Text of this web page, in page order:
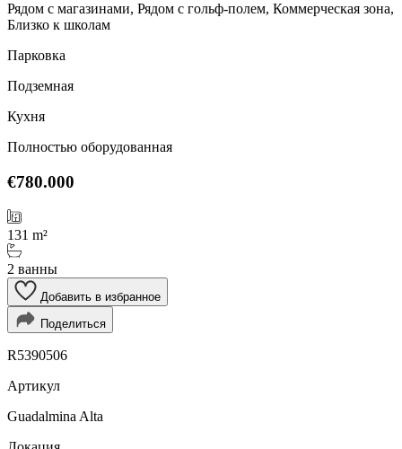
Рядом с магазинами, Рядом с гольф-полем, Коммерческая зона,
Близко к школам
Парковка
Подземная
Кухня
Полностью оборудованная
€780.000
131 m²
2 ванны
Добавить в избранное
Поделиться
R5390506
Артикул
Guadalmina Alta